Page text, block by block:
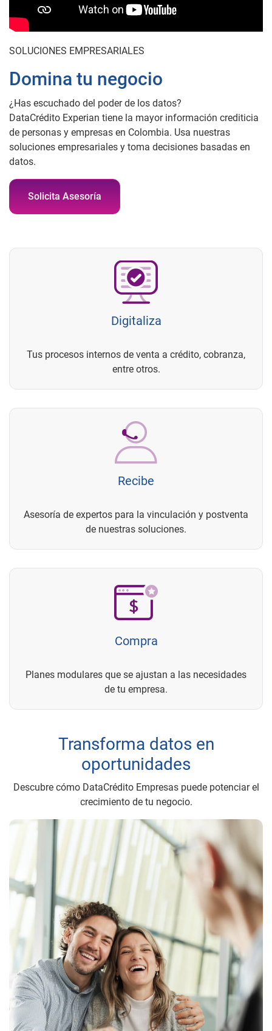
SOLUCIONES EMPRESARIALES
Domina tu negocio
¿Has escuchado del poder de los datos?
DataCrédito Experian tiene la mayor información crediticia
de personas y empresas en Colombia. Usa nuestras
soluciones empresariales y toma decisiones basadas en
datos.
Solicita Asesoría
Digitaliza
Tus procesos internos de venta a crédito, cobranza,
entre otros.
Recibe
Asesoría de expertos para la vinculación y postventa
de nuestras soluciones.
Compra
Planes modulares que se ajustan a las necesidades
de tu empresa.
Transforma datos en
oportunidades
Descubre cómo DataCrédito Empresas puede potenciar el
crecimiento de tu negocio.